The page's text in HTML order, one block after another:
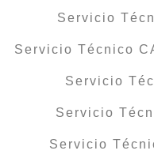
Servicio
Servicio Técnico
Servicio
Servicio
Servicio